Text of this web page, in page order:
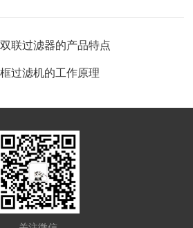
联过滤器的产品特点
过滤机的工作原理